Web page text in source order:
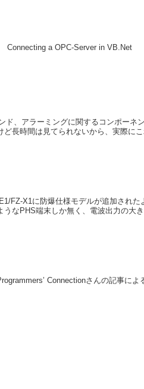
Connecting a OPC-Server in VB.Net
ド、アラーミングに関するコンポーネ
長時間は見てられないから、実際に
FZ-X1に防爆仕様モデルが追加された
なPHS端末しか無く、電波出力の大
Connectionさんの記事によ